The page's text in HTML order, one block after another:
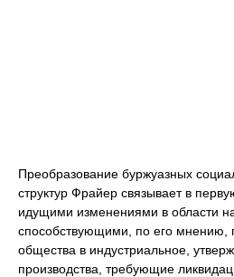
Преобразование буржуазных
структур Фрайер связывает в
идущими изменениями в области
способствующими, по его мнению,
общества в индустриальное,
производства, требующие